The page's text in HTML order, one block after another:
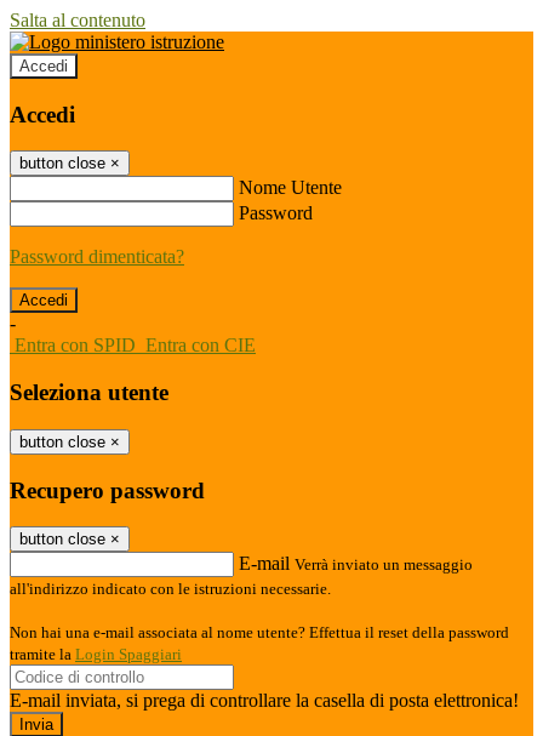
Salta al contenuto
Accedi
Accedi
button close ×
Nome Utente
Password
Password dimenticata?
-
Entra con SPID Entra con CIE
Seleziona utente
button close ×
Recupero password
button close ×
E-mail Verrà inviato un messaggio
all'indirizzo indicato con le istruzioni necessarie.
Non hai una e-mail associata al nome utente? Effettua il reset della password
tramite la Login Spaggiari
E-mail inviata, si prega di controllare la casella di posta elettronica!